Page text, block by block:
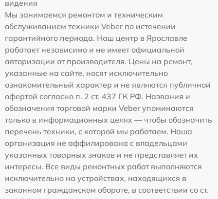
видения
Мы занимаемся ремонтом и техническим
обслуживанием техники Veber по истечении
гарантийного периода. Наш центр в Ярославле
работает независимо и не имеет официальной
авторизации от производителя. Цены на ремонт,
указанные на сайте, носят исключительно
ознакомительный характер и не являются публичной
офертой согласно п. 2 ст. 437 ГК РФ. Названия и
обозначения торговой марки Veber упоминаются
только в информационных целях — чтобы обозначить
перечень техники, с которой мы работаем. Наша
организация не аффилирована с владельцами
указанных товарных знаков и не представляет их
интересы. Все виды ремонтных работ выполняются
исключительно на устройствах, находящихся в
законном гражданском обороте, в соответствии со ст.